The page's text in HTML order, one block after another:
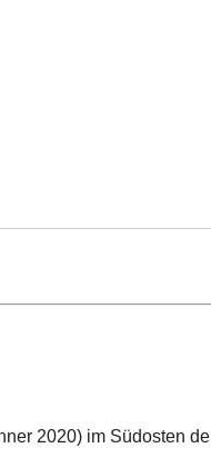
2020) im Südosten